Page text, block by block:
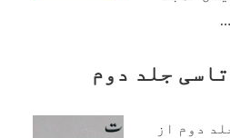
جلد دوم
دوم از